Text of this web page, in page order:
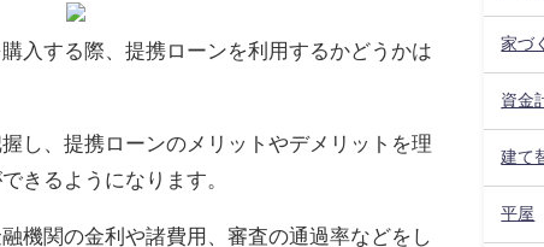
入する際、提携ローンを利用するかどうかは
し、提携ローンのメリットやデメリットを理
きるようになります。
機関の金利や諸費用、審査の通過率などをし
家づ
資金
建て
平屋